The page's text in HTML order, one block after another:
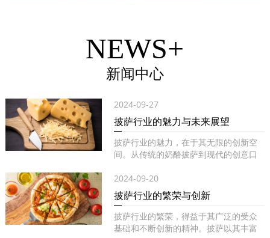
NEWS+
新闻中心
2024-09-27
披萨行业的魅力与未来展望
披萨行业的魅力，在于其无限的创新空
间。从传统的奶酪披萨到现代的创意口
2024-09-20
披萨行业的繁荣与创新
披萨行业的繁荣，得益于其广泛的受众
基础和不断创新的精神。披萨以其丰富